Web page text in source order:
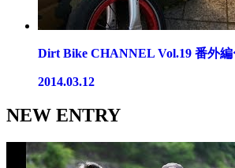
Dirt Bike CHANNEL Vol.19 番外編
2014.03.12
NEW ENTRY